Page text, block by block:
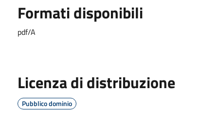
Formati disponibili
pdf/A
Licenza di distribuzione
Pubblico dominio